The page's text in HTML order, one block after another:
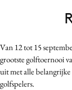
Contentmarketing
Craft
Customer Experience
Van 12 tot 15
grootste golftoernooi
uit met alle
golfspelers.